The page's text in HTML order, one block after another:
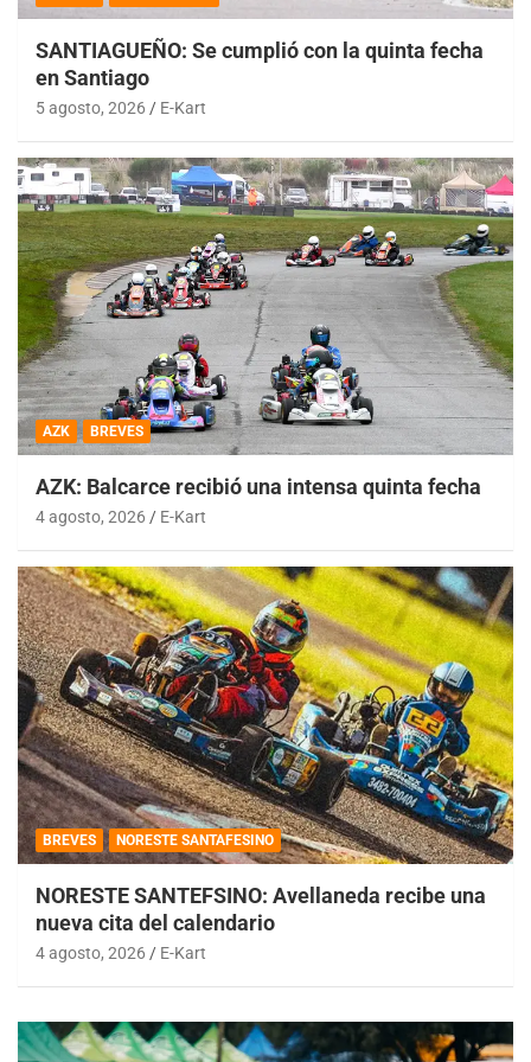
SANTIAGUEÑO: Se cumplió con la quinta fecha
en Santiago
5 agosto, 2026 E-Kart
AZK BREVES
AZK: Balcarce recibió una intensa quinta fecha
4 agosto, 2026 E-Kart
BREVES NORESTE SANTAFESINO
NORESTE SANTEFSINO: Avellaneda recibe una
nueva cita del calendario
4 agosto, 2026 E-Kart